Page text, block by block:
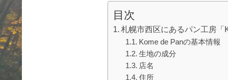
目次
札幌市西区にあるパン工房
Kome de Panの基本情報
生地の成分
店名
住所